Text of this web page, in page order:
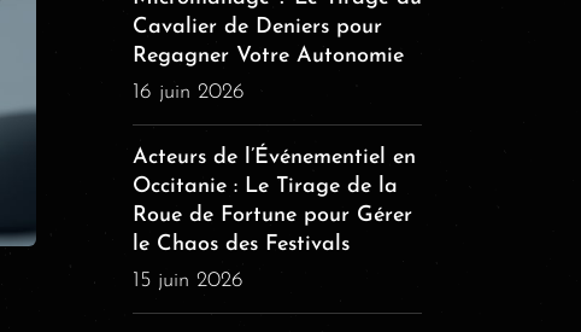
Cavalier de Deniers pour
Regagner Votre Autonomie
16 juin 2026
Acteurs de l’Événementiel en
Occitanie : Le Tirage de la
Roue de Fortune pour Gérer
le Chaos des Festivals
15 juin 2026